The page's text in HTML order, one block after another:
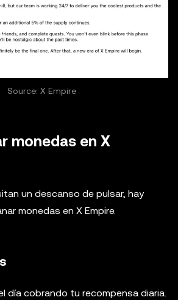
Source: X Empire
monedas en X
un descanso de pulsar, hay
monedas en X Empire.
día cobrando tu recompensa diaria.